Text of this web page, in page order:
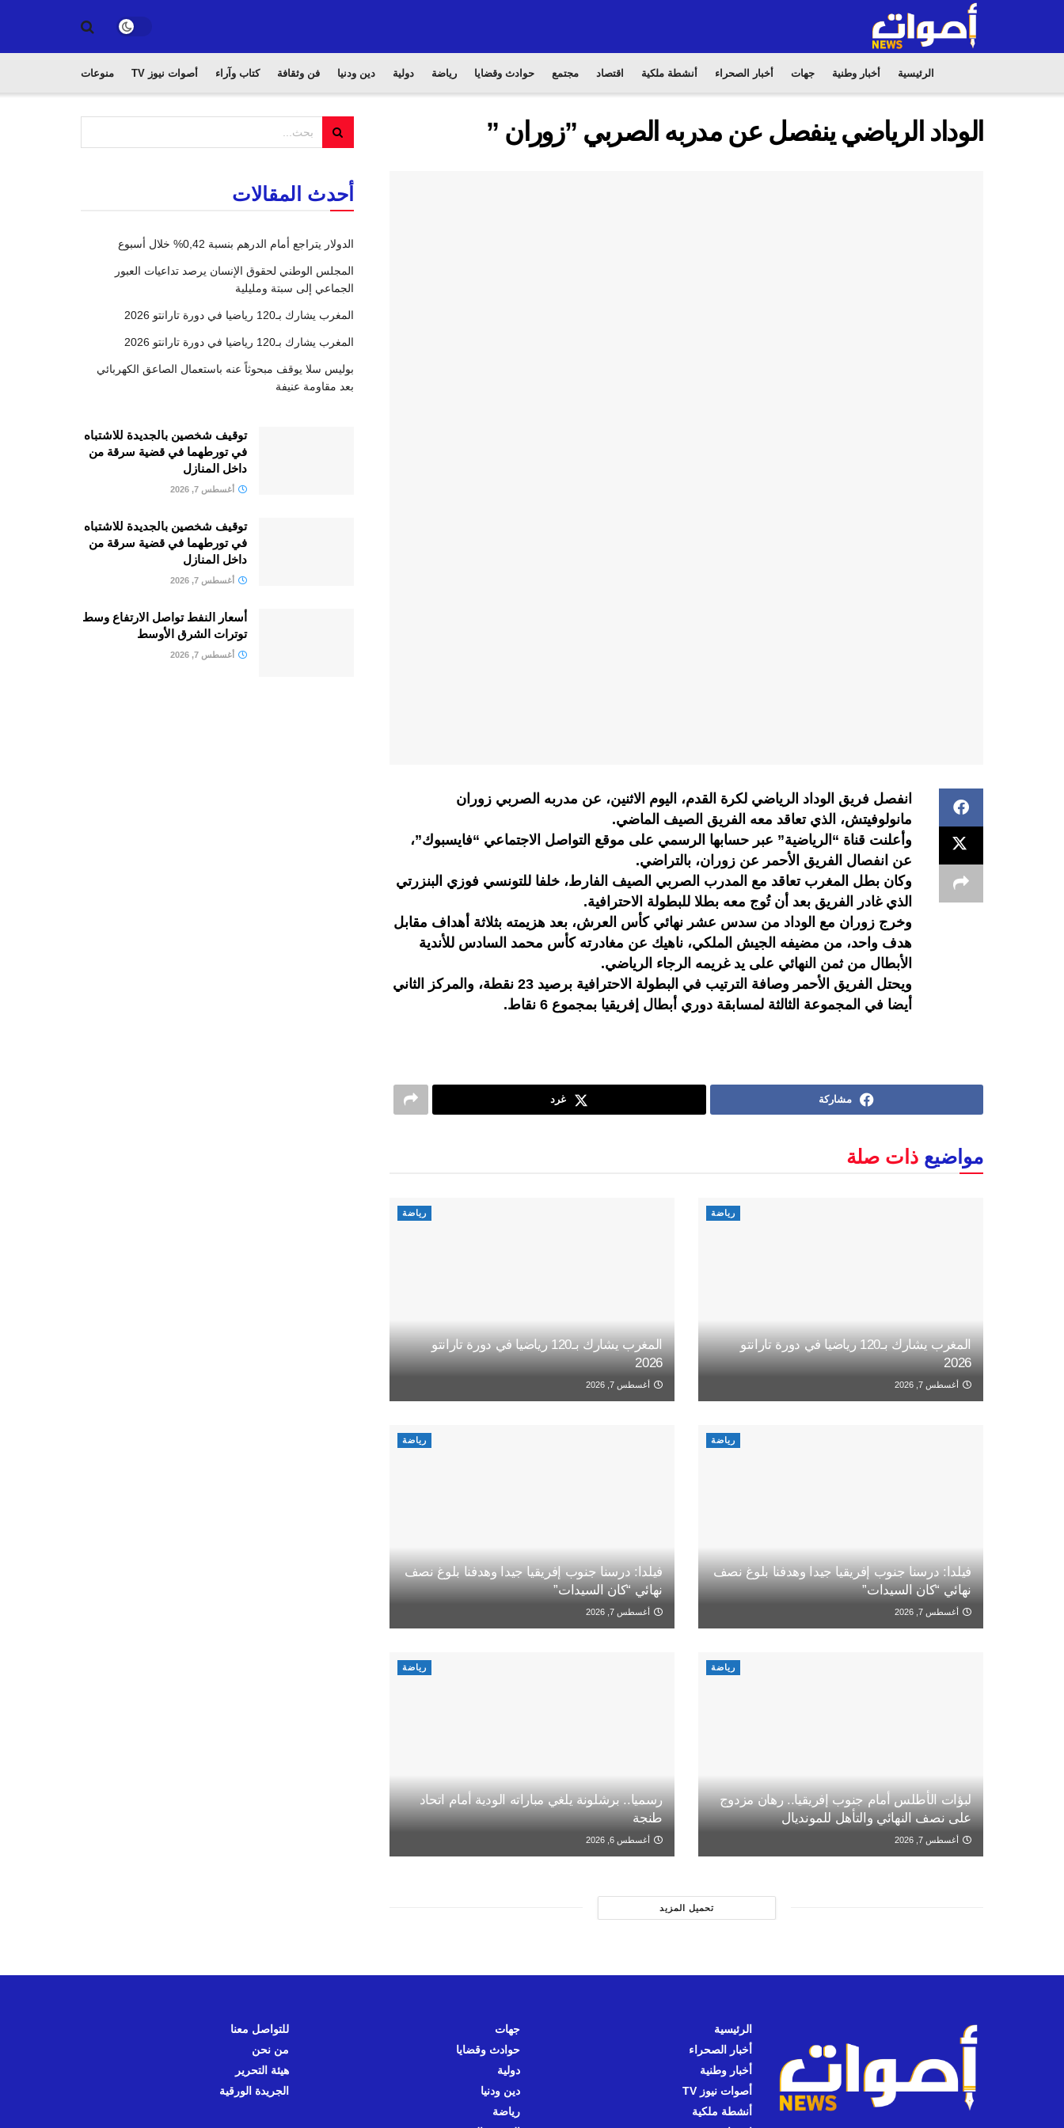
الرئيسية أخبار وطنية جهات أخبار الصحراء أنشطة ملكية اقتصاد مجتمع حوادث وقضايا رياضة دولية دين ودنيا فن وثقافة كتاب وآراء أصوات نيوز TV منوعات
الوداد الرياضي ينفصل عن مدربه الصربي ”زوران ”
انفصل فريق الوداد الرياضي لكرة القدم، اليوم الاثنين، عن مدربه الصربي زوران
مانولوفيتش، الذي تعاقد معه الفريق الصيف الماضي.
وأعلنت قناة “الرياضية” عبر حسابها الرسمي على موقع التواصل الاجتماعي “فايسبوك”،
عن انفصال الفريق الأحمر عن زوران، بالتراضي.
وكان بطل المغرب تعاقد مع المدرب الصربي الصيف الفارط، خلفا للتونسي فوزي البنزرتي
الذي غادر الفريق بعد أن تُوج معه بطلا للبطولة الاحترافية.
وخرج زوران مع الوداد من سدس عشر نهائي كأس العرش، بعد هزيمته بثلاثة أهداف مقابل
هدف واحد، من مضيفه الجيش الملكي، ناهيك عن مغادرته كأس محمد السادس للأندية
الأبطال من ثمن النهائي على يد غريمه الرجاء الرياضي.
ويحتل الفريق الأحمر وصافة الترتيب في البطولة الاحترافية برصيد 23 نقطة، والمركز الثاني
أيضا في المجموعة الثالثة لمسابقة دوري أبطال إفريقيا بمجموع 6 نقاط.
مشاركة غرد
مواضيع ذات صلة
رياضة
المغرب يشارك بـ120 رياضيا في دورة تارانتو
2026
أغسطس 7, 2026
رياضة
المغرب يشارك بـ120 رياضيا في دورة تارانتو
2026
أغسطس 7, 2026
رياضة
فيلدا: درسنا جنوب إفريقيا جيدا وهدفنا بلوغ نصف
نهائي “كان السيدات”
أغسطس 7, 2026
رياضة
فيلدا: درسنا جنوب إفريقيا جيدا وهدفنا بلوغ نصف
نهائي “كان السيدات”
أغسطس 7, 2026
رياضة
لبؤات الأطلس أمام جنوب إفريقيا.. رهان مزدوج
على نصف النهائي والتأهل للمونديال
أغسطس 7, 2026
رياضة
رسميا.. برشلونة يلغي مباراته الودية أمام اتحاد
طنجة
أغسطس 6, 2026
تحميل المزيد
أحدث المقالات
الدولار يتراجع أمام الدرهم بنسبة 0,42% خلال أسبوع
المجلس الوطني لحقوق الإنسان يرصد تداعيات العبور
الجماعي إلى سبتة ومليلية
المغرب يشارك بـ120 رياضيا في دورة تارانتو 2026
المغرب يشارك بـ120 رياضيا في دورة تارانتو 2026
بوليس سلا يوقف مبحوثاً عنه باستعمال الصاعق الكهربائي
بعد مقاومة عنيفة
توقيف شخصين بالجديدة للاشتباه
في تورطهما في قضية سرقة من
داخل المنازل
أغسطس 7, 2026
توقيف شخصين بالجديدة للاشتباه
في تورطهما في قضية سرقة من
داخل المنازل
أغسطس 7, 2026
أسعار النفط تواصل الارتفاع وسط
توترات الشرق الأوسط
أغسطس 7, 2026
الرئيسية
أخبار الصحراء
أخبار وطنية
أصوات نيوز TV
أنشطة ملكية
جهات
حوادث وقضايا
دولية
دين ودنيا
رياضة
للتواصل معنا
من نحن
هيئة التحرير
الجريدة الورقية